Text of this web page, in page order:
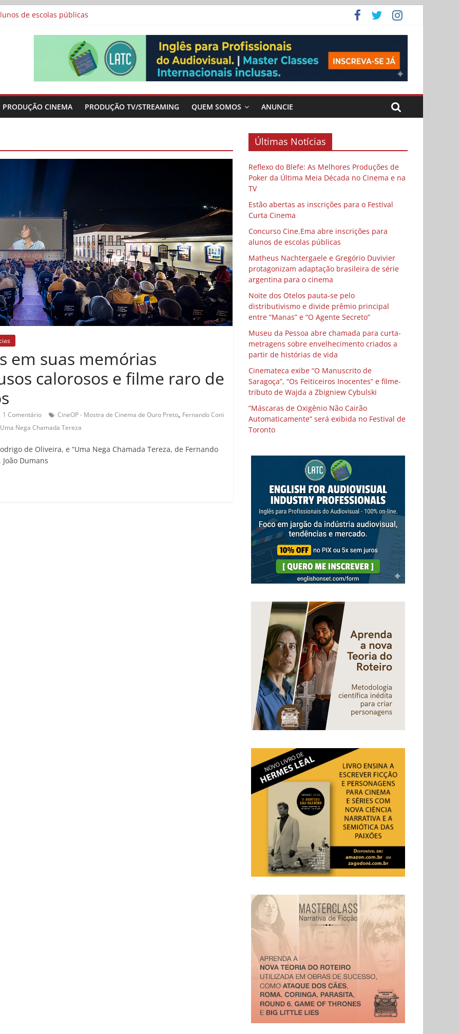
de escolas públicas
e divide prêmio principal entre “Manas” e “O Agente Secreto”
Poker da Última Meia Década no Cinema e na TV
Cinema
PRODUÇÃO CINEMA PRODUÇÃO TV/STREAMING QUEM SOMOS ANUNCIE
em suas memórias
calorosos e filme raro de
1 Comentário CineOP - Mostra de Cinema de Ouro Preto, Fernando Coni
Uma Nega Chamada Tereza
de Oliveira, e “Uma Nega Chamada Tereza, de Fernando
Dumans
Últimas Notícias
Reflexo do Blefe: As Melhores Produções de
Poker da Última Meia Década no Cinema e na
TV
Estão abertas as inscrições para o Festival
Curta Cinema
Concurso Cine.Ema abre inscrições para
alunos de escolas públicas
Matheus Nachtergaele e Gregório Duvivier
protagonizam adaptação brasileira de série
argentina para o cinema
Noite dos Otelos pauta-se pelo
distributivismo e divide prêmio principal
entre “Manas” e “O Agente Secreto”
Museu da Pessoa abre chamada para curta-
metragens sobre envelhecimento criados a
partir de histórias de vida
Cinemateca exibe “O Manuscrito de
Saragoça”, “Os Feiticeiros Inocentes” e filme-
tributo de Wajda a Zbigniew Cybulski
“Máscaras de Oxigênio Não Cairão
Automaticamente” será exibida no Festival de
Toronto